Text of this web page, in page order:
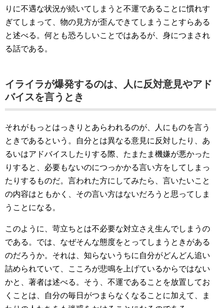
りに不遇な状況が続いてしまうと不運であることに慣れす
ぎてしまって、物の見方が歪んできてしまうことすらある
と述べる。何とも恐ろしいことではあるが、身につまされ
る話である。
イライラが爆発するのは、人に反対意見やアド
バイスを言うとき
それがもっとはっきりとあらわれるのが、人にものを言う
ときであるという。自分とは異なる意見に反対したり、あ
るいはアドバイスしたりする際、たまたま機嫌が悪かった
りすると、必要もないのにつっかかる言い方をしてしまっ
たりするものだ。言われた方にしてみたら、言いたいこと
の内容はともかく、その言い方はないだろうと思ってしま
うことになる。
このように、苛立ちとは不必要な対立さえ生んでしまうの
である。では、なぜそんな態度をとってしまうときがある
のだろうか。それは、知らないうちに自分がどんどん追い
詰められていて、こころが悲鳴を上げているからではない
かと、著者は述べる。そう、不運であることを放置してお
くことは、自分の毎日がつまらなくなることに加えて、ま